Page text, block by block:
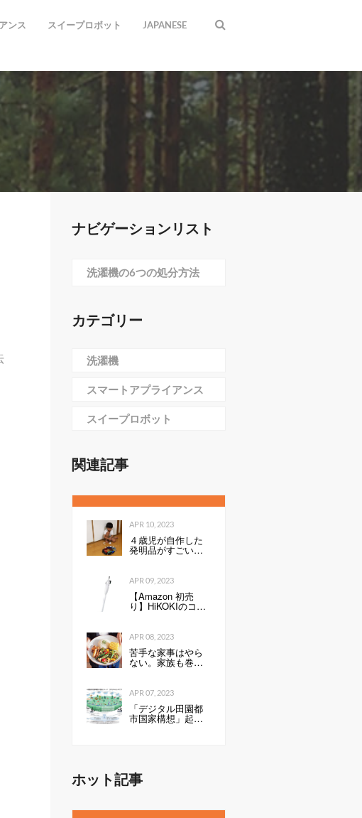
ンス スイープロボット JAPANESE
ナビゲーションリスト
洗濯機の6つの処分方法
カテゴリー
洗濯機
スマートアプライアンス
スイープロボット
関連記事
APR 10, 2023
４歳児が自作した
発明品がすごい！
「天才すぎる」
ン」
APR 09, 2023
【Amazon 初売
り】HiKOKIのコー
ドレスクリーナー
円 軽量・小型で
お手入れ簡単モデ
ル（1/2 ページ）
APR 08, 2023
苦手な家事はやら
ない。家族も巻き
込んで心地よく暮
APR 07, 2023
「デジタル田園都
市国家構想」起
動 テレワーク、
ホット記事